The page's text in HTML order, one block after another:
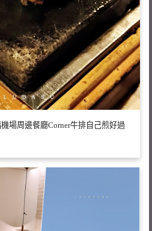
場周邊餐廳Corner牛排自己煎好過